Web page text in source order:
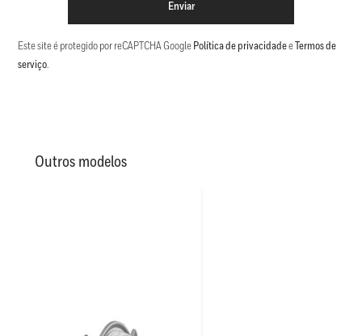
Enviar
Este site é protegido por reCAPTCHA Google Política de privacidadee Termos de
serviço.
Outros modelos